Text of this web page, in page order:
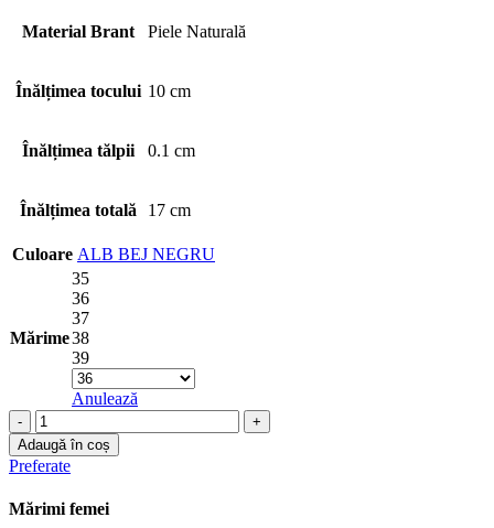
Material Brant Piele Naturală
Înălțimea tocului 10 cm
Înălțimea tălpii 0.1 cm
Înălțimea totală 17 cm
Culoare ALB BEJ NEGRU
Mărime
35
36
37
38
39
Anulează
Cantitate
Sandale
cu
toc
ML560-
1
Adaugă în coș
Preferate
Mărimi femei